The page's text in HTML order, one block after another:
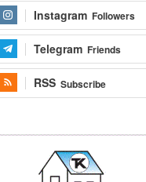
Instagram Followers
Telegram Friends
RSS Subscribe